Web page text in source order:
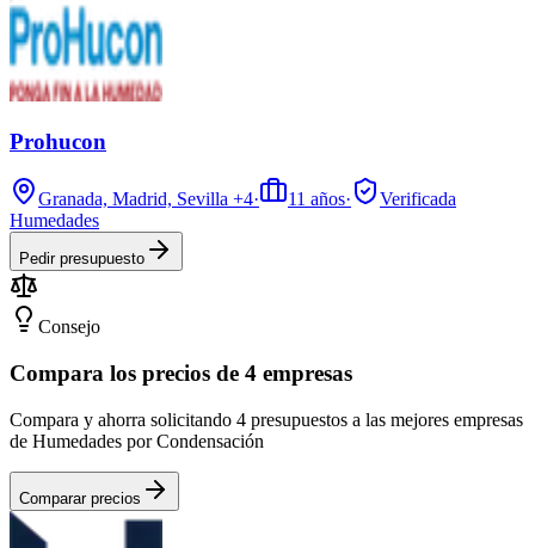
Prohucon
Granada, Madrid, Sevilla +4· 11 años·
Verificada
Humedades
Pedir presupuesto
Consejo
Compara los precios de 4 empresas
Compara y ahorra solicitando 4 presupuestos a las mejores empresas
de Humedades por Condensación
Comparar precios